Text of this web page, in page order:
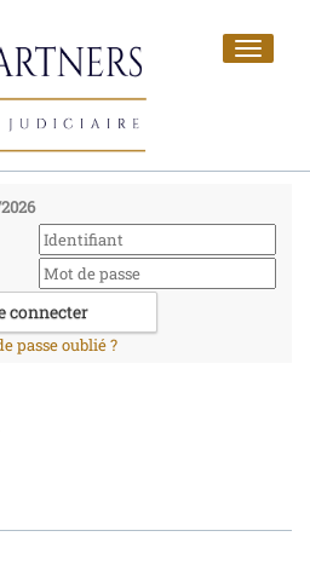
Toggle
passe oublié ?